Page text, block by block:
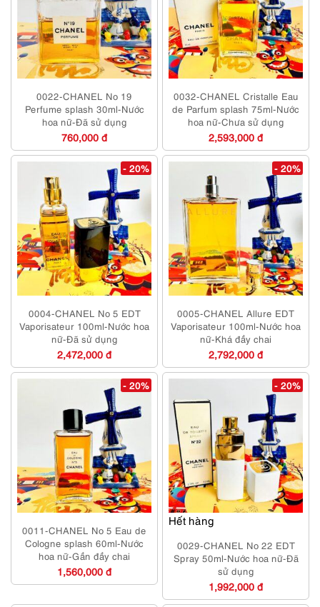
0022-CHANEL No 19
Perfume splash 30ml-Nước
hoa nữ-Đã sử dụng
760,000 đ
0032-CHANEL Cristalle Eau
de Parfum splash 75ml-Nước
hoa nữ-Chưa sử dụng
2,593,000 đ
- 20%
0004-CHANEL No 5 EDT
Vaporisateur 100ml-Nước hoa
nữ-Đã sử dụng
2,472,000 đ
- 20%
0005-CHANEL Allure EDT
Vaporisateur 100ml-Nước hoa
nữ-Khá đầy chai
2,792,000 đ
- 20%
0011-CHANEL No 5 Eau de
Cologne splash 60ml-Nước
hoa nữ-Gần đầy chai
1,560,000 đ
Hết hàng
- 20%
0029-CHANEL No 22 EDT
Spray 50ml-Nước hoa nữ-Đã
sử dụng
1,992,000 đ